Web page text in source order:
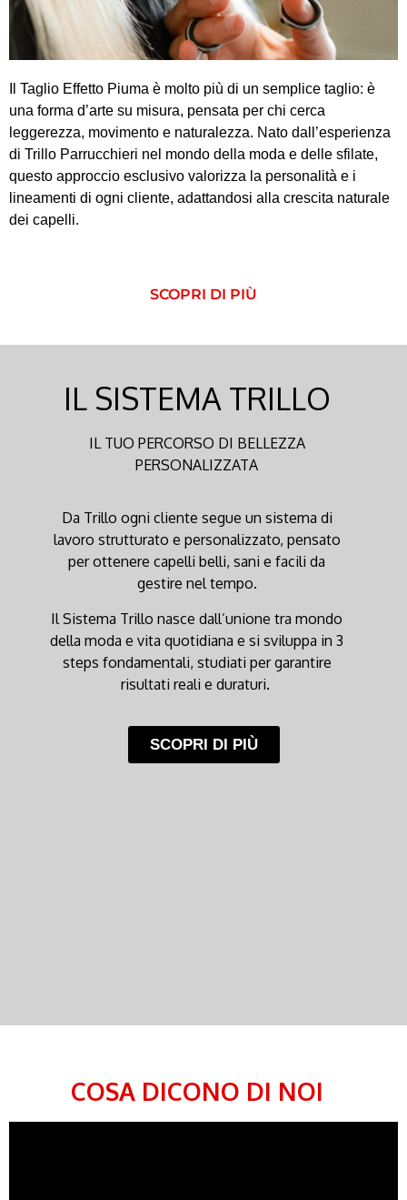
Il Taglio Effetto Piuma è molto più di un semplice taglio: è
una forma d’arte su misura, pensata per chi cerca
leggerezza, movimento e naturalezza. Nato dall’esperienza
di Trillo Parrucchieri nel mondo della moda e delle sfilate,
questo approccio esclusivo valorizza la personalità e i
lineamenti di ogni cliente, adattandosi alla crescita naturale
dei capelli.
SCOPRI DI PIÙ
IL SISTEMA TRILLO
IL TUO PERCORSO DI BELLEZZA
PERSONALIZZATA
Da Trillo ogni cliente segue un sistema di
lavoro strutturato e personalizzato, pensato
per ottenere capelli belli, sani e facili da
gestire nel tempo.
Il Sistema Trillo nasce dall’unione tra mondo
della moda e vita quotidiana e si sviluppa in 3
steps fondamentali, studiati per garantire
risultati reali e duraturi.
SCOPRI DI PIÙ
COSA DICONO DI NOI